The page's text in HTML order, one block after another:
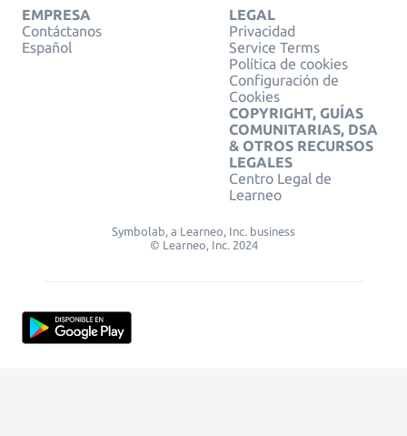
EMPRESA
Contáctanos
Español
LEGAL
Privacidad
Service Terms
Política de cookies
Configuración de
Cookies
COPYRIGHT, GUÍAS
COMUNITARIAS, DSA
& OTROS RECURSOS
LEGALES
Centro Legal de
Learneo
Symbolab, a Learneo, Inc. business
© Learneo, Inc. 2024